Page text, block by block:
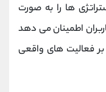
ها را به صورت
اطمینان می ‌دهد
فعالیت‌ های واقعی